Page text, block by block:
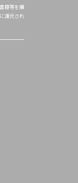
籍等を購
還元され